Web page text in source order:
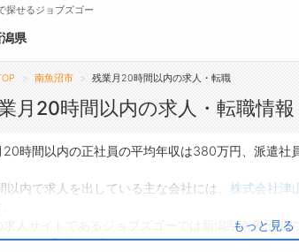
転職支援サービスについて
転職ノウハウ(応募書類の書
転職・採用コラム
探せるジョブズゴー
県
南魚沼市 残業月20時間以内の求人・転職
月20時間以内の求人・転職情報
時間以内の正社員の平均年収は380万円、派遣
内で求人を出している主な会社には、 株式会社津
求人サイトであるジョブズゴーでは新潟県南魚沼市
ートの求人は0件です。
もっと見る